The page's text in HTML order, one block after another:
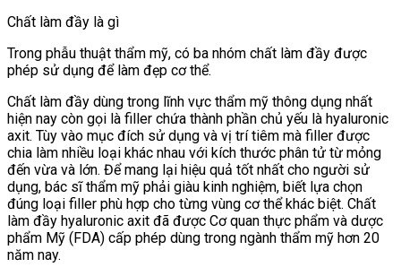
Chất làm đầy là gì
Trong phẫu thuật thẩm mỹ, có ba nhóm chất làm đầy được
phép sử dụng để làm đẹp cơ thể.
Chất làm đầy dùng trong lĩnh vực thẩm mỹ thông dụng nhất
hiện nay còn gọi là filler chứa thành phần chủ yếu là hyaluronic
axit. Tùy vào mục đích sử dụng và vị trí tiêm mà filler được
chia làm nhiều loại khác nhau với kích thước phân tử từ mỏng
đến vừa và lớn. Để mang lại hiệu quả tốt nhất cho người sử
dụng, bác sĩ thẩm mỹ phải giàu kinh nghiệm, biết lựa chọn
đúng loại filler phù hợp cho từng vùng cơ thể khác biệt. Chất
làm đầy hyaluronic axit đã được Cơ quan thực phẩm và dược
phẩm Mỹ (FDA) cấp phép dùng trong ngành thẩm mỹ hơn 20
năm nay.